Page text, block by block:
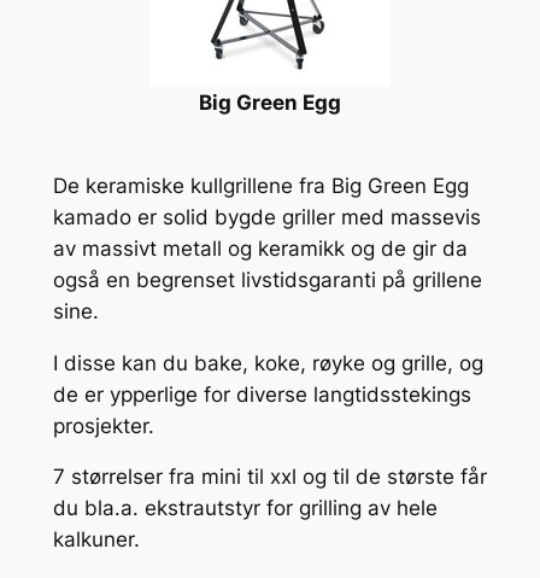
Big Green Egg
De keramiske kullgrillene fra Big Green Egg
kamado er solid bygde griller med massevis
av massivt metall og keramikk og de gir da
også en begrenset livstidsgaranti på grillene
sine.
I disse kan du bake, koke, røyke og grille, og
de er ypperlige for diverse langtidsstekings
prosjekter.
7 størrelser fra mini til xxl og til de største får
du bla.a. ekstrautstyr for grilling av hele
kalkuner.